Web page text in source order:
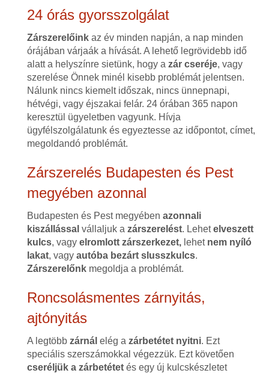
24 órás gyorsszolgálat
Zárszerelőinkaz év minden napján, a nap minden
órájában várjaák a hívását. A lehető legrövidebb idő
alatt a helyszínre sietünk, hogy a zár cseréje, vagy
szerelése Önnek minél kisebb problémát jelentsen.
Nálunk nincs kiemelt időszak, nincs ünnepnapi,
hétvégi, vagy éjszakai felár. 24 órában 365 napon
keresztül ügyeletben vagyunk. Hívja
ügyfélszolgálatunk és egyeztesse az időpontot, címet,
megoldandó problémát.
Zárszerelés Budapesten és Pest
megyében azonnal
Budapesten és Pest megyében azonnali
kiszállással vállaljuk a zárszerelést. Lehetelveszett
kulcs, vagyelromlott zárszerkezet,lehet nem nyíló
lakat, vagy autóba bezárt slusszkulcs.
Zárszerelőnkmegoldja a problémát.
Roncsolásmentes zárnyitás,
ajtónyitás
A legtöbb zárnál elég a zárbetétet nyitni. Ezt
speciális szerszámokkal végezzük. Ezt követően
cseréljük a zárbetétetés egy új kulcskészletet